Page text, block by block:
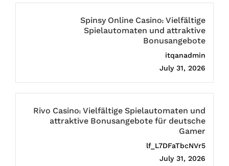
Spinsy Online Casino: Vielfältige
Spielautomaten und attraktive
Bonusangebote
itqanadmin
July 31, 2026
Rivo Casino: Vielfältige Spielautomaten und
attraktive Bonusangebote für deutsche
Gamer
lf_L7DFaTbcNVr5
July 31, 2026